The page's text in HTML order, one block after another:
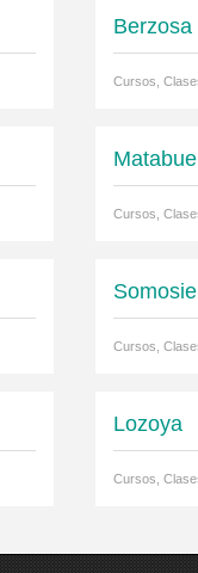
Cursos,
Cursos,
Cursos,
Lozoya
Cursos,